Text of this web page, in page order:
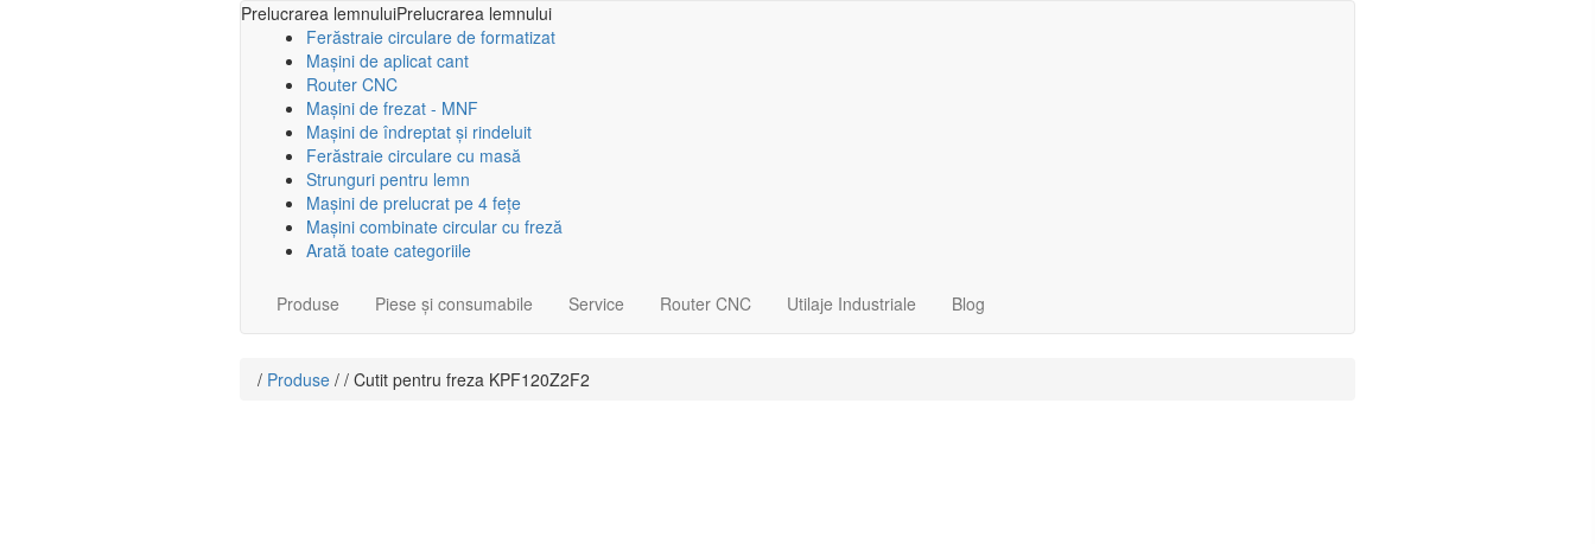
Prelucrarea lemnuluiPrelucrarea lemnului
Ferăstraie circulare de formatizat
Mașini de aplicat cant
Router CNC
Mașini de frezat - MNF
Mașini de îndreptat și rindeluit
Ferăstraie circulare cu masă
Strunguri pentru lemn
Mașini de prelucrat pe 4 fețe
Mașini combinate circular cu freză
Arată toate categoriile
Produse Piese și consumabile Service Router CNC Utilaje Industriale Blog
/ Produse / / Cutit pentru freza KPF120Z2F2